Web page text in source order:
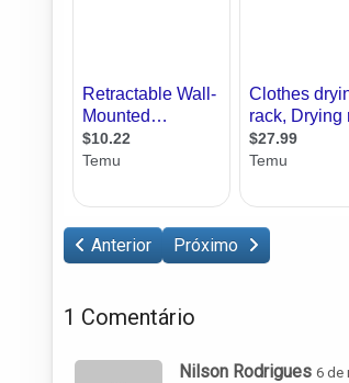
Anterior Próximo
1 Comentário
Nilson Rodrigues 6 de